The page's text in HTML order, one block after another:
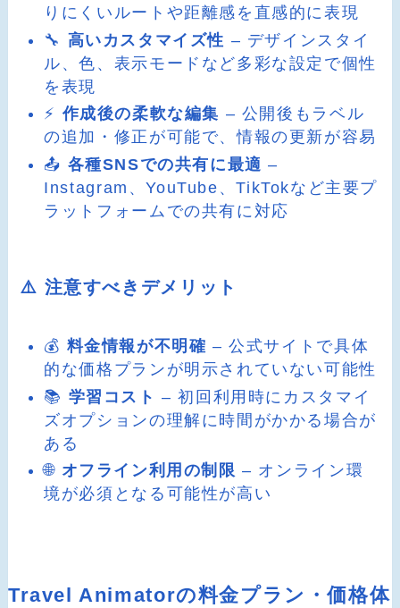
りにくいルートや距離感を直感的に表現
🔧 高いカスタマイズ性 – デザインスタイ
ル、色、表示モードなど多彩な設定で個性
を表現
⚡ 作成後の柔軟な編集 – 公開後もラベル
の追加・修正が可能で、情報の更新が容易
📤 各種SNSでの共有に最適 –
Instagram、YouTube、TikTokなど主要プ
ラットフォームでの共有に対応
⚠️ 注意すべきデメリット
💰 料金情報が不明確 – 公式サイトで具体
的な価格プランが明示されていない可能性
📚 学習コスト – 初回利用時にカスタマイ
ズオプションの理解に時間がかかる場合が
ある
🌐 オフライン利用の制限 – オンライン環
境が必須となる可能性が高い
Travel Animatorの料金プラン・価格体